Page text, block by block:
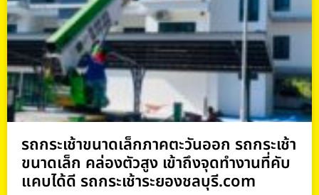
รถกระเช้าขนาดเล็กภาคตะวันออก รถกระเช้า
ขนาดเล็ก คล่องตัวสูง เข้าถึงจุดทำงานที่คับ
แคบได้ดี รถกระเช้าระยองชลบุรี.com